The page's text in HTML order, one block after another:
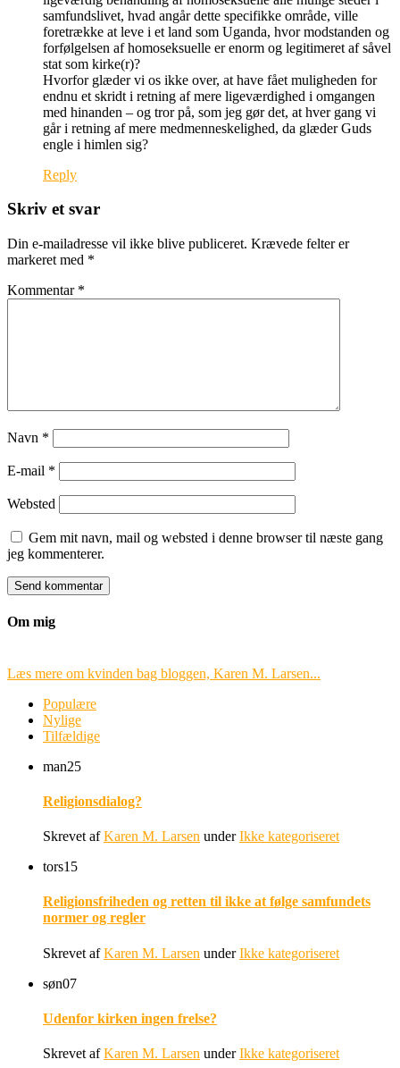
samfundslivet, hvad angår dette specifikke område, ville
foretrække at leve i et land som Uganda, hvor modstanden og
forfølgelsen af homoseksuelle er enorm og legitimeret af såvel
stat som kirke(r)?
Hvorfor glæder vi os ikke over, at have fået muligheden for
endnu et skridt i retning af mere ligeværdighed i omgangen
med hinanden – og tror på, som jeg gør det, at hver gang vi
går i retning af mere medmenneskelighed, da glæder Guds
engle i himlen sig?
Reply
Skriv et svar
Din e-mailadresse vil ikke blive publiceret. Krævede felter er
markeret med *
Kommentar *
Navn *
E-mail *
Websted
Gem mit navn, mail og websted i denne browser til næste gang
jeg kommenterer.
Om mig
Læs mere om kvinden bag bloggen, Karen M. Larsen...
Populære
Nylige
Tilfældige
man25
Religionsdialog?
Skrevet afKaren M. Larsen underIkke kategoriseret
tors15
Religionsfriheden og retten til ikke at følge samfundets
normer og regler
Skrevet afKaren M. Larsen underIkke kategoriseret
søn07
Udenfor kirken ingen frelse?
Skrevet afKaren M. Larsen underIkke kategoriseret